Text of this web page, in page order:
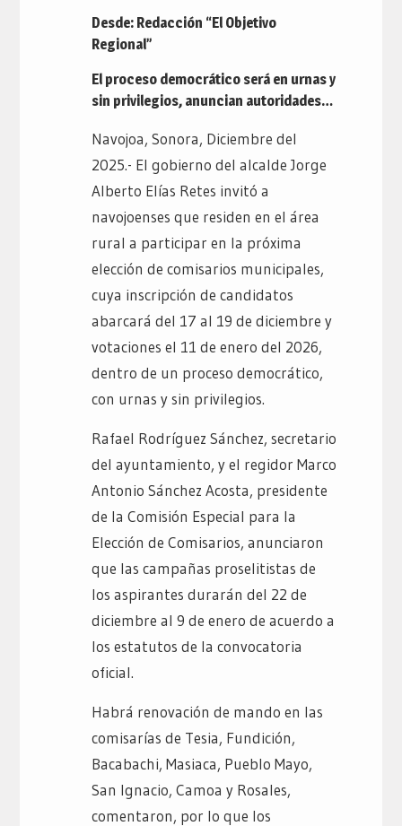
Desde: Redacción “El Objetivo
Regional”
El proceso democrático será en urnas y
sin privilegios, anuncian autoridades…
Navojoa, Sonora, Diciembre del
2025.- El gobierno del alcalde Jorge
Alberto Elías Retes invitó a
navojoenses que residen en el área
rural a participar en la próxima
elección de comisarios municipales,
cuya inscripción de candidatos
abarcará del 17 al 19 de diciembre y
votaciones el 11 de enero del 2026,
dentro de un proceso democrático,
con urnas y sin privilegios.
Rafael Rodríguez Sánchez, secretario
del ayuntamiento, y el regidor Marco
Antonio Sánchez Acosta, presidente
de la Comisión Especial para la
Elección de Comisarios, anunciaron
que las campañas proselitistas de
los aspirantes durarán del 22 de
diciembre al 9 de enero de acuerdo a
los estatutos de la convocatoria
oficial.
Habrá renovación de mando en las
comisarías de Tesia, Fundición,
Bacabachi, Masiaca, Pueblo Mayo,
San Ignacio, Camoa y Rosales,
comentaron, por lo que los